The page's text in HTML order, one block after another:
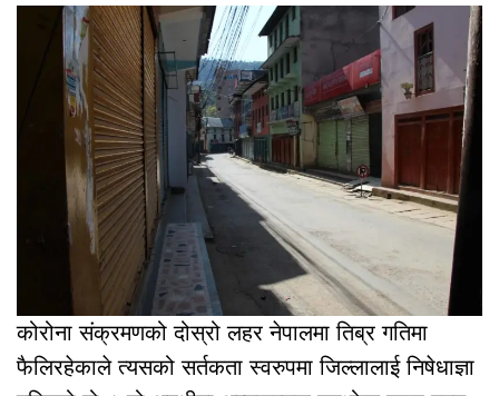
कोरोना संक्रमणको दोस्रो लहर नेपालमा तिब्र गतिमा
फैलिरहेकाले त्यसको सर्तकता स्वरुपमा जिल्लालाई निषेधाज्ञा